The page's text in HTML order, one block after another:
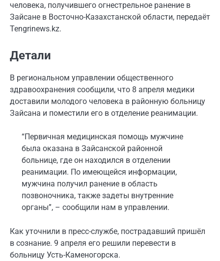
человека, получившего огнестрельное ранение в
Зайсане в Восточно-Казахстанской области, передаёт
Tengrinews.kz.
Детали
В региональном управлении общественного
здравоохранения сообщили, что 8 апреля медики
доставили молодого человека в районную больницу
Зайсана и поместили его в отделение реанимации.
“Первичная медицинская помощь мужчине
была оказана в Зайсанской районной
больнице, где он находился в отделении
реанимации. По имеющейся информации,
мужчина получил ранение в область
позвоночника, также задеты внутренние
органы”, – сообщили нам в управлении.
Как уточнили в пресс-службе, пострадавший пришёл
в сознание. 9 апреля его решили перевести в
больницу Усть-Каменогорска.